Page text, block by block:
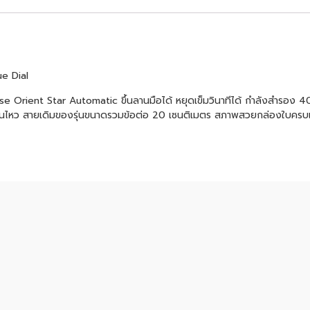
Dial
Orient Star Automatic ขึ้นลานมือได้ หยุดเข็มวินาทีได้ กำลังสำรอง
หว สายเดิมของรุ่นขนาดรวมข้อต่อ 20 เซนติเมตร สภาพสวยกล่องใบค